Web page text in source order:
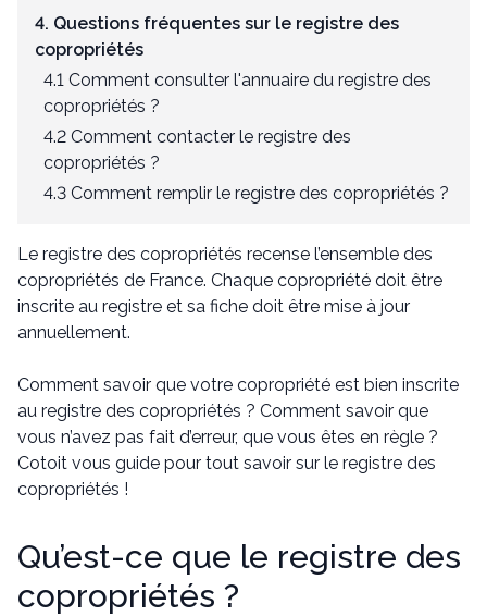
4. Questions fréquentes sur le registre des
copropriétés
4.1 Comment consulter l'annuaire du registre des
copropriétés ?
4.2 Comment contacter le registre des
copropriétés ?
4.3 Comment remplir le registre des copropriétés ?
Le registre des copropriétés recense l’ensemble des
copropriétés de France. Chaque copropriété doit être
inscrite au registre et sa fiche doit être mise à jour
annuellement.
Comment savoir que votre copropriété est bien inscrite
au registre des copropriétés ? Comment savoir que
vous n’avez pas fait d’erreur, que vous êtes en règle ?
Cotoit vous guide pour tout savoir sur le registre des
copropriétés !
Qu’est-ce que le registre des
copropriétés ?